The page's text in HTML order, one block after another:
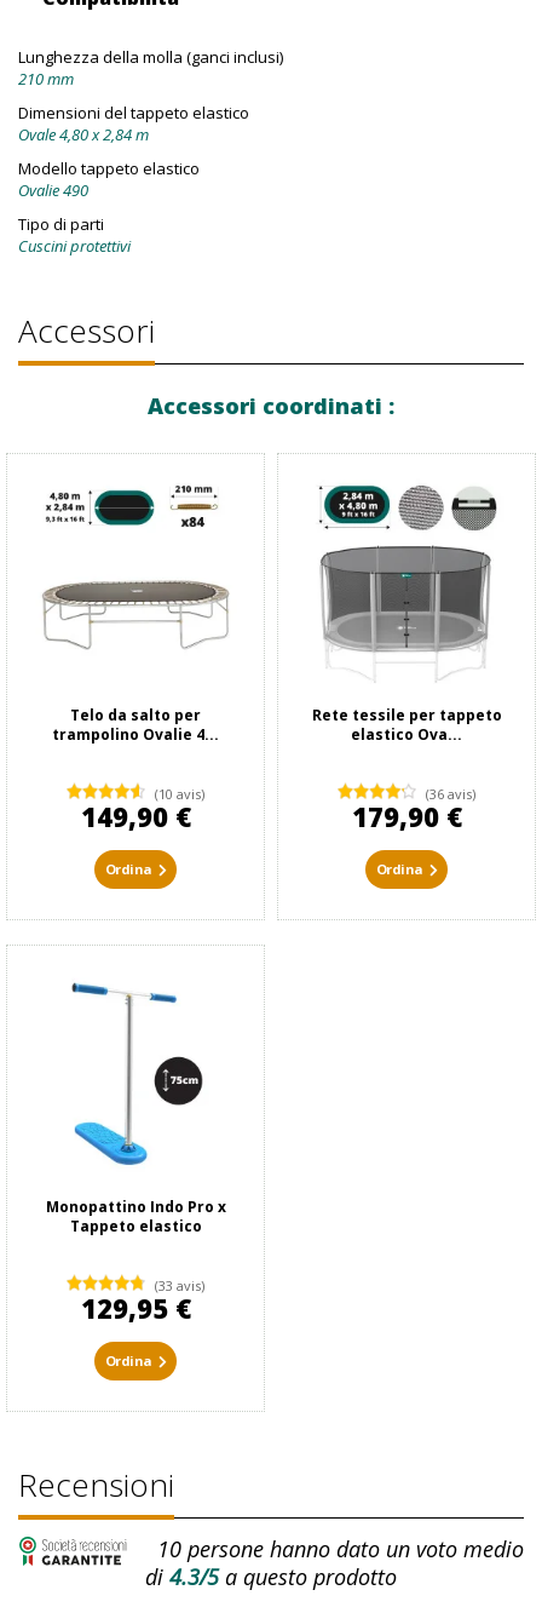
Lunghezza della molla (ganci inclusi)
210 mm
Dimensioni del tappeto elastico
Ovale 4,80 x 2,84 m
Modello tappeto elastico
Ovalie 490
Tipo di parti
Cuscini protettivi
Accessori
Accessori coordinati :
Telo da salto per
trampolino Ovalie 4...
(10 avis)
149,90 €
Ordina
Rete tessile per tappeto
elastico Ova...
(36 avis)
179,90 €
Ordina
Monopattino Indo Pro x
Tappeto elastico
(33 avis)
129,95 €
Ordina
Recensioni
10persone hanno dato un voto medio
di 4.3/5a questo prodotto